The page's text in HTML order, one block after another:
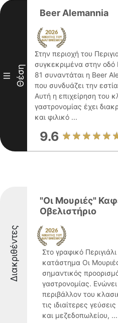
III Θέση
Beer Alemannia
Στην περιοχή του
συγκεκριμένα στην
81 συναντάται η Beer
που συνδυάζει την
Αυτή η επιχείρηση του
γαστρονομίας έχει
και φιλικό ...
9.6
Διακριθέντες
"Οι Μουριές"
Οβελιστήριο
Στο γραφικό
κατάστημα Οι
σημαντικός
γαστρονομίας.
περιβάλλον του
τις ιδιαίτερες
και μεζεδοπωλείου, ...